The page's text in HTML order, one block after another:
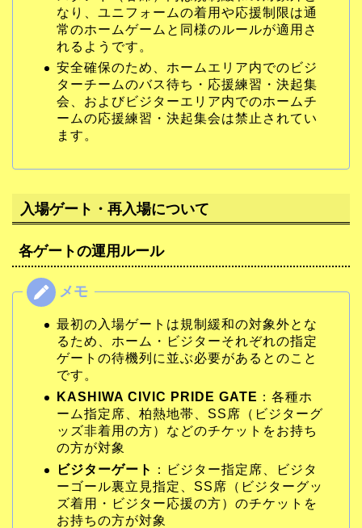
なり、ユニフォームの着用や応援制限は通
常のホームゲームと同様のルールが適用さ
れるようです。
安全確保のため、ホームエリア内でのビジ
ターチームのバス待ち・応援練習・決起集
会、およびビジターエリア内でのホームチ
ームの応援練習・決起集会は禁止されてい
ます。
入場ゲート・再入場について
各ゲートの運用ルール
最初の入場ゲートは規制緩和の対象外とな
るため、ホーム・ビジターそれぞれの指定
ゲートの待機列に並ぶ必要があるとのこと
です。
KASHIWA CIVIC PRIDE GATE ：各種ホ
ーム指定席、柏熱地帯、SS席（ビジターグ
ッズ非着用の方）などのチケットをお持ち
の方が対象
ビジターゲート
：ビジター指定席、ビジタ
ーゴール裏立見指定、SS席（ビジターグッ
ズ着用・ビジター応援の方）のチケットを
お持ちの方が対象